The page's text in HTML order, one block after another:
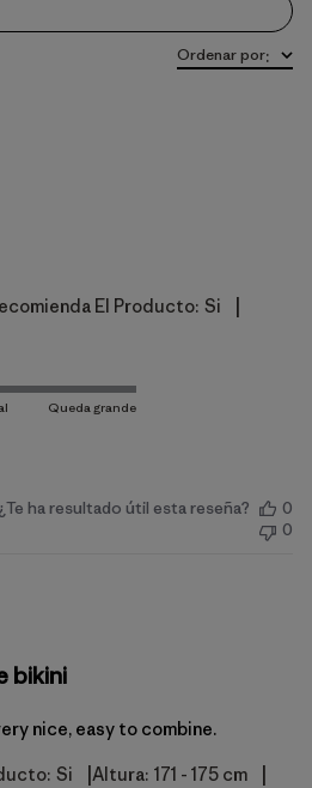
Ordenar por:
El Producto: Si
¿Te ha resultado útil esta reseña?
0
0
bikini
nice, easy to combine.
Si Altura: 171 - 175 cm